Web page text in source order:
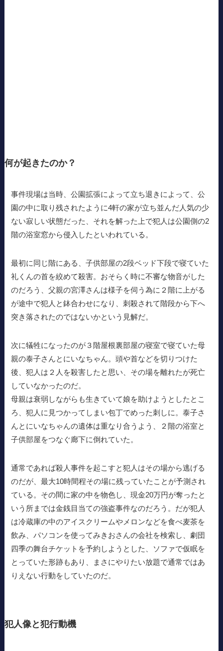
何が起きたのか？
事件現場は当時、公園拡張によって立ち退きによって、公
園の中に取り残されたように4軒の家が立ち並んだ人気の少
ない寂しい状態だった、それを解った上で犯人は公園側の2
階の浴室窓から侵入したといわれている。
最初に同じ階にある、子供部屋の2段ベッド下段で寝ていた
礼くんの首を絞めて殺害。おそらく時に不審な物音がした
のだろう、父親の宮澤さんは様子を伺う為に２階に上がる
が途中で犯人と鉢合わせになり、刺殺されて階段から下へ
突き落されたのではないかという見解だ。
次に犠牲になったのが３階屋根裏部屋の寝室で寝ていた母
親の泰子さんとにいなちゃん。頭や首などを切りつけた
後、犯人は２人を殺害したと思い、その場を離れたが死亡
していなかったのだ。
母親は衰弱しながらも生きていて娘を助けようとしたとこ
ろ、犯人に見つかってしまい包丁でめった刺しに。泰子さ
んとにいなちゃんの遺体は重なり合うよう、２階の浴室と
子供部屋をつなぐ廊下に倒れていた。
通常であれば殺人事件を起こすと犯人はその場から逃げる
のだが、最大10時間程その場に残っていたことが予測され
ている。その間に家の中を物色し、現金20万円が奪ったと
いう所までは金銭目当ての強盗事件なのだろう。だが犯人
は冷蔵庫の中のアイスクリームやメロンなどを食べ麦茶を
飲み、パソコンを使ってみきおさんの会社を検索し、劇団
四季の舞台チケットを予約しようとした、ソファで仮眠を
とっていた形跡もあり、まさにやりたい放題で通常ではあ
りえない行動をしていたのだ。
犯人像と犯行動機